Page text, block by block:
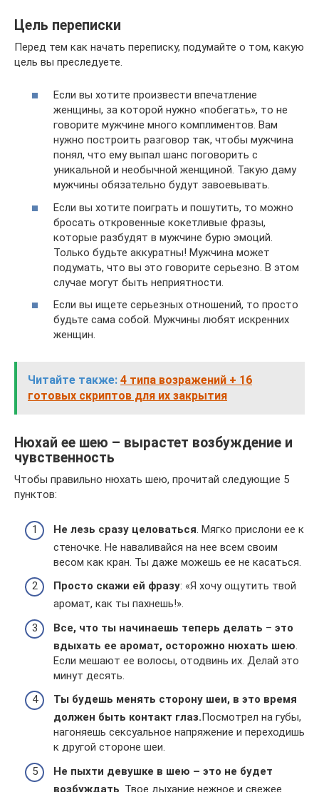
Цель переписки
Перед тем как начать переписку, подумайте о том, какую
цель вы преследуете.
Если вы хотите произвести впечатление
женщины, за которой нужно «побегать», то не
говорите мужчине много комплиментов. Вам
нужно построить разговор так, чтобы мужчина
понял, что ему выпал шанс поговорить с
уникальной и необычной женщиной. Такую даму
мужчины обязательно будут завоевывать.
Если вы хотите поиграть и пошутить, то можно
бросать откровенные кокетливые фразы,
которые разбудят в мужчине бурю эмоций.
Только будьте аккуратны! Мужчина может
подумать, что вы это говорите серьезно. В этом
случае могут быть неприятности.
Если вы ищете серьезных отношений, то просто
будьте сама собой. Мужчины любят искренних
женщин.
Читайте также: 4 типа возражений + 16
готовых скриптов для их закрытия
Нюхай ее шею – вырастет возбуждение и
чувственность
Чтобы правильно нюхать шею, прочитай следующие 5
пунктов:
Не лезь сразу целоваться . Мягко прислони ее к
стеночке. Не наваливайся на нее всем своим
весом как кран. Ты даже можешь ее не касаться.
Просто скажи ей фразу: «Я хочу ощутить твой
аромат, как ты пахнешь!».
Все, что ты начинаешь теперь делать – это
вдыхать ее аромат, осторожно нюхать шею
Если мешают ее волосы, отодвинь их. Делай это
минут десять.
Ты будешь менять сторону шеи, в это время
должен быть контакт глаз.Посмотрел на губы,
нагоняешь сексуальное напряжение и переходишь
к другой стороне шеи.
Не пыхти девушке в шею – это не будет
возбуждать . Твое дыхание нежное и свежее.